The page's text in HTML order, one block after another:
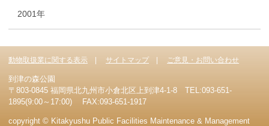
2001年
動物取扱業に関する表示 サイトマップ ご意見・お問い合わせ
到津の森公園
〒803-0845 福岡県北九州市小倉北区上到津4-1-8 TEL:093-651-
1895(9:00～17:00) FAX:093-651-1917
copyright © Kitakyushu Public Facilities Maintenance & Management